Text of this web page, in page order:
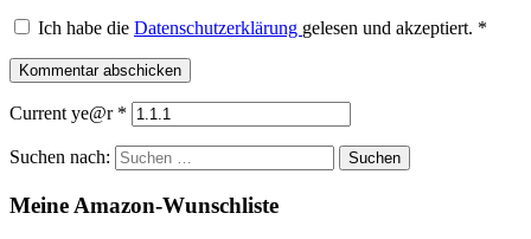
Ich habe die Datenschutzerklärung gelesen und akzeptiert. *
Kommentar abschicken
Current ye@r *
Suchen nach:
Meine Amazon-Wunschliste